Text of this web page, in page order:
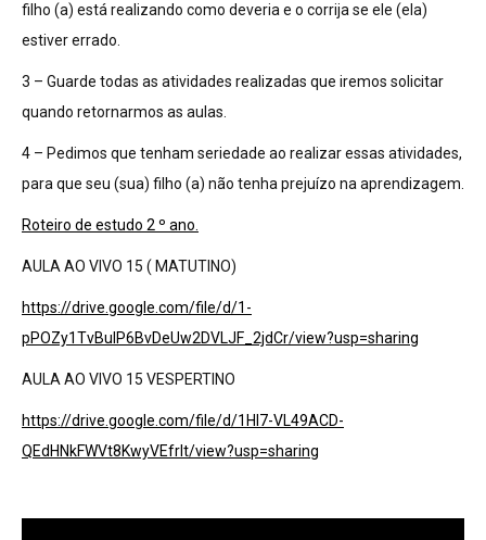
filho (a) está realizando como deveria e o corrija se ele (ela)
estiver errado.
3 – Guarde todas as atividades realizadas que iremos solicitar
quando retornarmos as aulas.
4 – Pedimos que tenham seriedade ao realizar essas atividades,
para que seu (sua) filho (a) não tenha prejuízo na aprendizagem.
Roteiro de estudo 2 º ano.
AULA AO VIVO 15 ( MATUTINO)
https://drive.google.com/file/d/1-
pPOZy1TvBuIP6BvDeUw2DVLJF_2jdCr/view?usp=sharing
AULA AO VIVO 15 VESPERTINO
https://drive.google.com/file/d/1Hl7-VL49ACD-
QEdHNkFWVt8KwyVEfrIt/view?usp=sharing